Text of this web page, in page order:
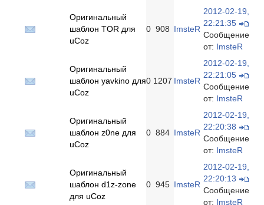
Оригинальный
шаблон TOR для
uCoz
0 908 ImsteR
2012-02-19,
22:21:35
Сообщение
от: ImsteR
Оригинальный
шаблон yavkino для
uCoz
0 1207 ImsteR
2012-02-19,
22:21:05
Сообщение
от: ImsteR
Оригинальный
шаблон z0ne для
uCoz
0 884 ImsteR
2012-02-19,
22:20:38
Сообщение
от: ImsteR
Оригинальный
шаблон d1z-zone
для uCoz
0 945 ImsteR
2012-02-19,
22:20:13
Сообщение
от: ImsteR